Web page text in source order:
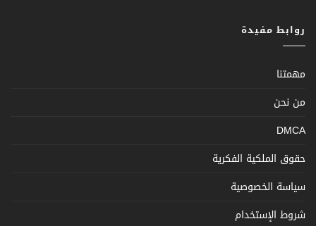
روابط مفيدة
مهمتنا
من نحن
DMCA
حقوق الملكية الفكرية
سياسة الخصوصية
شروط الإستخدام